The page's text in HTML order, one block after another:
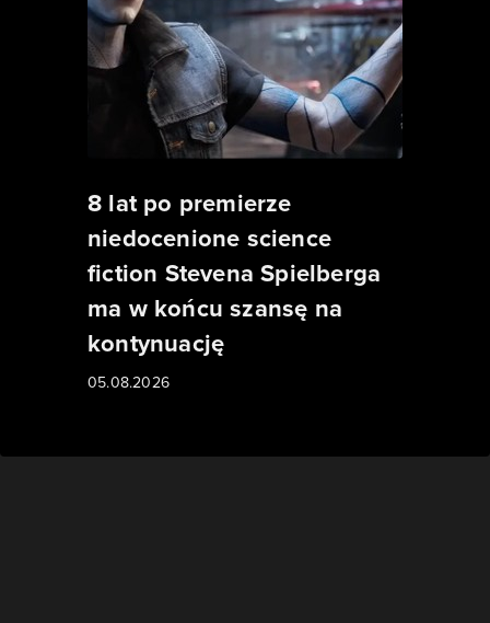
8 lat po premierze
niedocenione science
fiction Stevena Spielberga
ma w końcu szansę na
kontynuację
05.08.2026